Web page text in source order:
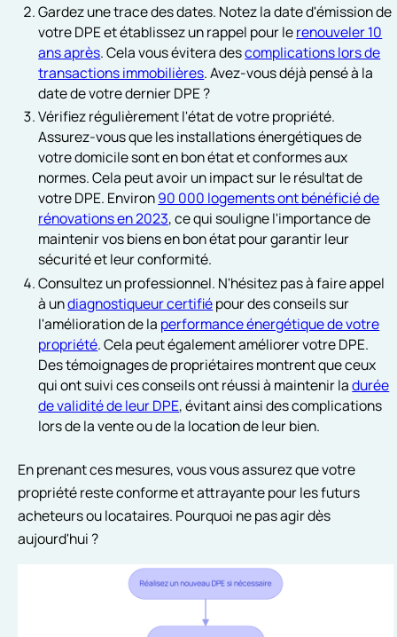
Gardez une trace des dates. Notez la date d'émission de
votre DPE et établissez un rappel pour lerenouveler 10
ans après. Cela vous évitera descomplications lors de
transactions immobilières. Avez-vous déjà pensé à la
date de votre dernier DPE ?
Vérifiez régulièrement l'état de votre propriété.
Assurez-vous que les installations énergétiques de
votre domicile sont en bon état et conformes aux
normes. Cela peut avoir un impact sur le résultat de
votre DPE. Environ90 000 logements ont bénéficié de
rénovations en 2023, ce qui souligne l'importance de
maintenir vos biens en bon état pour garantir leur
sécurité et leur conformité.
Consultez un professionnel. N'hésitez pas à faire appel
à undiagnostiqueur certifiépour des conseils sur
l'amélioration de la performance énergétique de votre
propriété. Cela peut également améliorer votre DPE.
Des témoignages de propriétaires montrent que ceux
qui ont suivi ces conseils ont réussi à maintenir ladurée
de validité de leur DPE, évitant ainsi des complications
lors de la vente ou de la location de leur bien.
En prenant ces mesures, vous vous assurez que votre
propriété reste conforme et attrayante pour les futurs
acheteurs ou locataires. Pourquoi ne pas agir dès
aujourd'hui ?